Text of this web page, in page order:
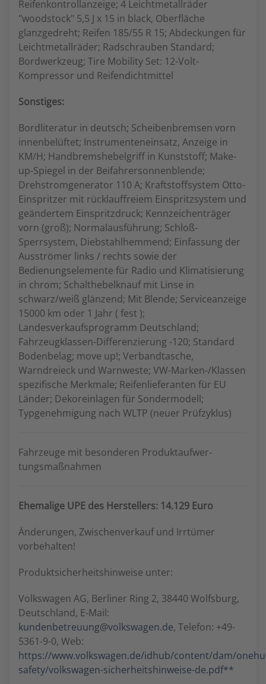
Reifenkontrollanzeige; 4 Leichtmetallräder
"woodstock" 5,5 J x 15 in black, Oberfläche
glanzgedreht; Reifen 185/55 R 15; Abdeckungen für
Leichtmetallräder; Radschrauben Standard;
Bordwerkzeug; Tire Mobility Set: 12-Volt-
Kompressor und Reifendichtmittel
Sonstiges:
Bordliteratur in deutsch; Scheibenbremsen vorn
innenbelüftet; Instrumenteneinsatz, Anzeige in
KM/H; Handbremshebelgriff in Kunststoff; Make-
up-Spiegel in der Beifahrersonnenblende;
Drehstromgenerator 110 A; Kraftstoffsystem Otto-
Einspritzer mit rücklauffreiem Einspritzsystem und
geändertem Einspritzdruck; Kennzeichenträger
vorn (groß); Normalausführung; Schloß-
Sperrsystem, Diebstahlhemmend; Einfassung der
Ausströmer links / rechts sowie der
Bedienungselemente für Radio und Klimatisierung
in chrom; Schalthebelknauf mit Linse in
schwarz/weiß glänzend; Mit Blende; Serviceanzeige
15000 km oder 1 Jahr ( fest );
Landesverkaufsprogramm Deutschland;
Fahrzeugklassen-Differenzierung -120; Standard
Bodenbelag; move up!; Verbandtasche,
Warndreieck und Warnweste; VW-Marken-/Klassen
spezifische Merkmale; Reifenlieferanten für EU
Länder; Dekoreinlagen für Sondermodell;
Typgenehmigung nach WLTP (neuer Prüfzyklus)
Fahrzeuge mit besonderen Produktaufwer-
tungsmaßnahmen
Ehemalige UPE des Herstellers: 14.129 Euro
Änderungen, Zwischenverkauf und Irrtümer
vorbehalten!
Produktsicherheitshinweise unter:
Volkswagen AG, Berliner Ring 2, 38440 Wolfsburg,
Deutschland, E-Mail:
kundenbetreuung@volkswagen.de, Telefon: +49-
5361-9-0, Web:
https://www.volkswagen.de/idhub/content/dam/
safety/volkswagen-sicherheitshinweise-de.pdf**